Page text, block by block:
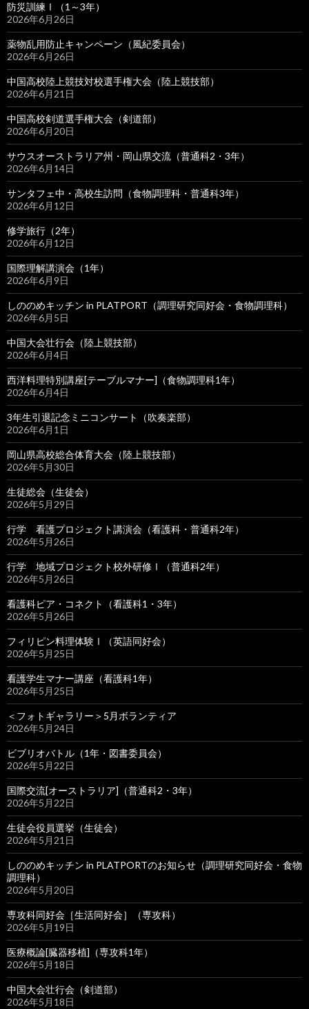
防災訓練Ⅰ（1～3年）
2026年6月26日
薬物乱用防止キャンペーン（風紀委員会）
2026年6月26日
中国高校陸上競技対校選手権大会（陸上競技部）
2026年6月21日
中国高校剣道選手権大会（剣道部）
2026年6月20日
サウスオーストラリア州・岡山県交流（普通科2・3年）
2026年6月14日
サンタフェ中・高校生訪問（食物調理科・普通科3年）
2026年6月12日
修学旅行（2年）
2026年6月12日
国際理解講演会（1年）
2026年6月9日
しののめキッチン in PLATPORT（調理研究同好会・食物調理科）
2026年6月5日
中国大会壮行会（陸上競技部）
2026年6月4日
西洋料理特別講座[テーブルマナー]（食物調理科1年）
2026年6月4日
3年生引退記念ミニコンサート（吹奏楽部）
2026年6月1日
岡山県高校総合体育大会（陸上競技部）
2026年5月30日
生徒総会（生徒会）
2026年5月29日
行学 看護プロジェクト講演会（看護科・普通科2年）
2026年5月26日
行学 地域プロジェクト校外研修Ⅰ（普通科2年）
2026年5月26日
看護科ピア・コネクト（看護科1・3年）
2026年5月26日
フィリピン料理体験Ⅰ（英語同好会）
2026年5月25日
看護学生マナー講座（看護科1年）
2026年5月25日
＜フォトギャラリー＞5月ボランティア
2026年5月24日
ビブリオバトル（1年・図書委員会）
2026年5月22日
国際交流[オーストラリア]（普通科2・3年）
2026年5月22日
生徒会役員選挙（生徒会）
2026年5月21日
しののめキッチン in PLATPORTのお知らせ（調理研究同好会・食物
調理科）
2026年5月20日
専攻科同好会［生活同好会］（専攻科）
2026年5月19日
医療概論[臓器移植]（専攻科1年）
2026年5月18日
中国大会壮行会（剣道部）
2026年5月18日